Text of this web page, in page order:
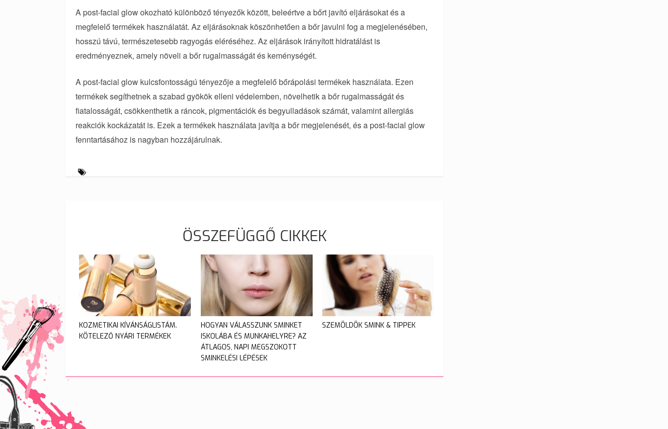
A post-facial glow okozható különböző tényezők között, beleértve a bőrt javító eljárásokat és a
megfelelő termékek használatát. Az eljárásoknak köszönhetően a bőr javulni fog a megjelenésében,
hosszú távú, természetesebb ragyogás eléréséhez. Az eljárások irányított hidratálást is
eredményeznek, amely növeli a bőr rugalmasságát és keménységét.
A post-facial glow kulcsfontosságú tényezője a megfelelő bőrápolási termékek használata. Ezen
termékek segíthetnek a szabad gyökök elleni védelemben, növelhetik a bőr rugalmasságát és
fiatalosságát, csökkenthetik a ráncok, pigmentációk és begyulladások számát, valamint allergiás
reakciók kockázatát is. Ezek a termékek használata javítja a bőr megjelenését, és a post-facial glow
fenntartásához is nagyban hozzájárulnak.
ÖSSZEFÜGGŐ CIKKEK
KOZMETIKAI KÍVÁNSÁGLISTÁM.
KÖTELEZŐ NYÁRI TERMÉKEK
HOGYAN VÁLASSZUNK SMINKET
ISKOLÁBA ÉS MUNKAHELYRE? AZ
ÁTLAGOS, NAPI MEGSZOKOTT
SMINKELÉSI LÉPÉSEK
SZEMÖLDÖK SMINK & TIPPEK